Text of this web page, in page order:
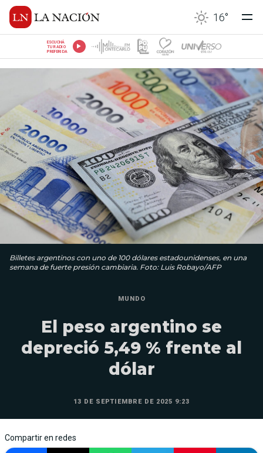
16°
ESCUCHÁ
TU RADIO
PREFERIDA
Billetes argentinos con uno de 100 dólares estadounidenses, en una
semana de fuerte presión cambiaria. Foto: Luis Robayo/AFP
MUNDO
El peso argentino se
depreció 5,49 % frente al
dólar
13 DE SEPTIEMBRE DE 2025 9:23
Compartir en redes